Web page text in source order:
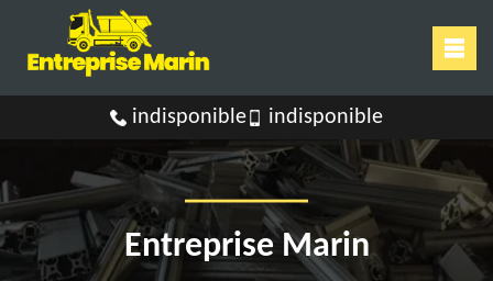
indisponible indisponible
Entreprise Marin